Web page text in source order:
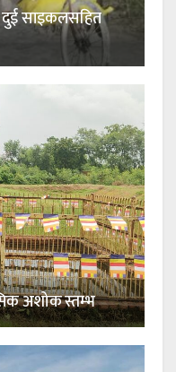
दुई साइकलसहित
अशोक स्तम्भ